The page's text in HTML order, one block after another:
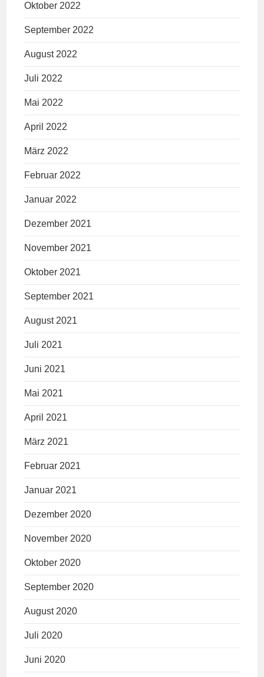
Oktober 2022
September 2022
August 2022
Juli 2022
Mai 2022
April 2022
März 2022
Februar 2022
Januar 2022
Dezember 2021
November 2021
Oktober 2021
September 2021
August 2021
Juli 2021
Juni 2021
Mai 2021
April 2021
März 2021
Februar 2021
Januar 2021
Dezember 2020
November 2020
Oktober 2020
September 2020
August 2020
Juli 2020
Juni 2020